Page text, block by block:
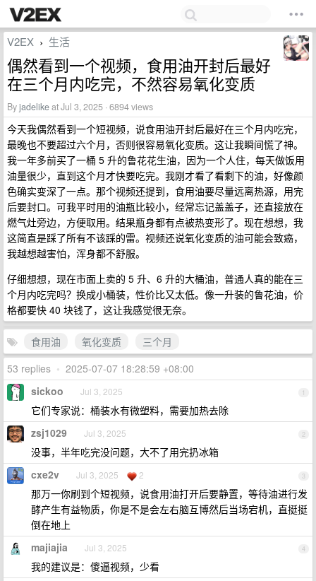
V2EX › 生活
偶然看到一个视频，食用油开封后最好
在三个月内吃完，不然容易氧化变质
Byjadelikeat Jul 3, 2025 · 6894 views
今天我偶然看到一个短视频，说食用油开封后最好在三个月内吃完，
最晚也不要超过六个月，否则很容易氧化变质。这让我瞬间慌了神。
我一年多前买了一桶 5 升的鲁花花生油，因为一个人住，每天做饭用
油量很少，直到这个月才快要吃完。我刚才看了看剩下的油，好像颜
色确实变深了一点。那个视频还提到，食用油要尽量远离热源，用完
后要封口。可我平时用的油瓶比较小，经常忘记盖盖子，还直接放在
燃气灶旁边，方便取用。结果瓶身都有点被热变形了。现在想想，我
这简直是踩了所有不该踩的雷。视频还说氧化变质的油可能会致癌，
我越想越害怕，浑身都不舒服。
仔细想想，现在市面上卖的 5 升、6 升的大桶油，普通人真的能在三
个月内吃完吗？换成小桶装，性价比又太低。像一升装的鲁花油，价
格都要快 40 块钱了，这让我感觉很无奈。
食用油 氧化变质
三个月
53 replies • 2025-07-07 18:28:59 +08:00
1
sickoo Jul 3, 2025
它们专家说：桶装水有微塑料，需要加热去除
2
zsj1029 Jul 3, 2025
没事，半年吃完没问题，大不了用完扔冰箱
3
cxe2v Jul 3, 2025 2
那万一你刷到个短视频，说食用油打开后要静置，等待油进行发
酵产生有益物质，你是不是会左右脑互博然后当场宕机，直挺挺
倒在地上
4
majiajia Jul 3, 2025
我的建议是：傻逼视频，少看